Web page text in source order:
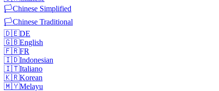
🏳️Chinese Simplified
🏳️Chinese Traditional
🇩🇪DE
🇬🇧English
🇫🇷FR
🇮🇩Indonesian
🇮🇹Italiano
🇰🇷Korean
🇲🇾Melayu